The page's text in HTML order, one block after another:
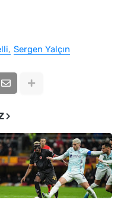
Sergen Yalçın